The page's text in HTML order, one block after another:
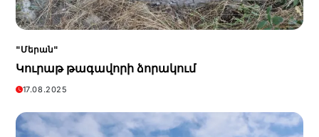
"Մերան"
Կուրաթ թագավորի ձորակում
17.08.2025